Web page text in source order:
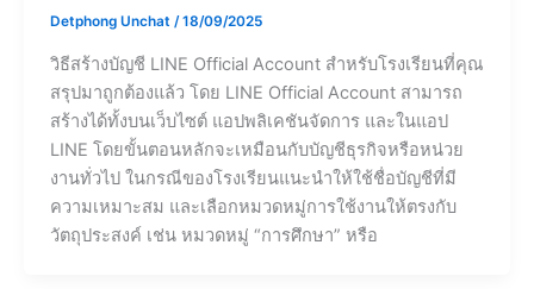
Detphong Unchat /18/09/2025
วิธีสร้างบัญชี LINE Official Account สำหรับโรงเรียนที่คุณ
สรุปมาถูกต้องแล้ว โดย LINE Official Account สามารถ
สร้างได้ทั้งบนเว็บไซต์ แอปพลิเคชันจัดการ และในแอป
LINE โดยขั้นตอนหลักจะเหมือนกับบัญชีธุรกิจหรือหน่วย
งานทั่วไป ในกรณีของโรงเรียนแนะนำให้ใช้ชื่อบัญชีที่มี
ความเหมาะสม และเลือกหมวดหมู่การใช้งานให้ตรงกับ
วัตถุประสงค์ เช่น หมวดหมู่ “การศึกษา” หรือ